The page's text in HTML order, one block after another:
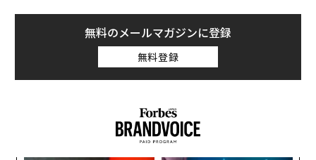
い。最近の新たな論点の1つは、米国時間2025年9月29
日公開のClaude Sonnet 4.5に関する研究であり、その
応答パターンに、特定の文脈では「感情的」と呼べる傾
向が見られるというものだ（編注：2026年2月17日、Cla
ude Sonnet 4.6が最新版として公開済み）。
また2025年12月、AIエンジニアのリチャード・ワイスが
Claude Opus 4.5（11月24日公開）から「
無料のメールマガジンに登録
無料登録